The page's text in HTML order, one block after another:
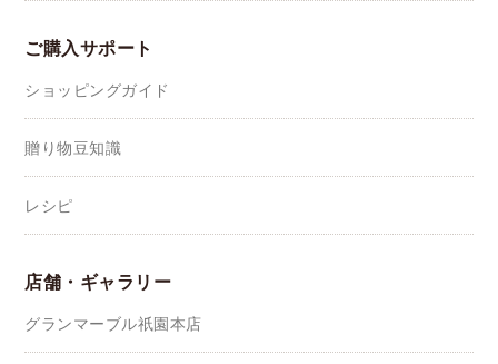
ご購入サポート
ショッピングガイド
贈り物豆知識
レシピ
店舗・ギャラリー
グランマーブル祇園本店